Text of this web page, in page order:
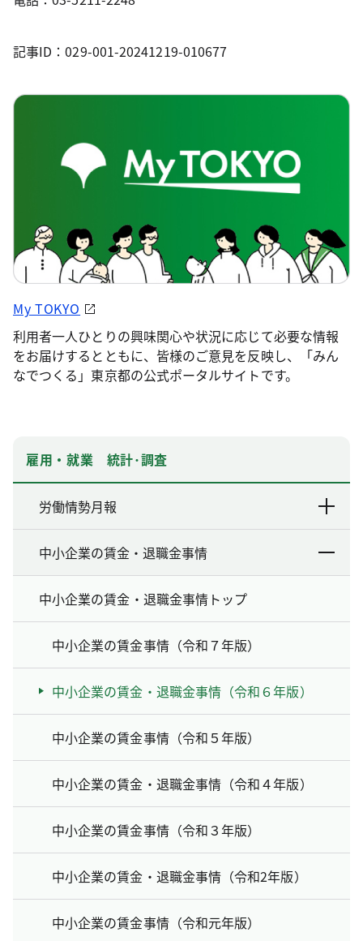
記事ID：029-001-20241219-010677
My TOKYO
利用者一人ひとりの興味関心や状況に応じて必要な情報
をお届けするとともに、皆様のご意見を反映し、「みん
なでつくる」東京都の公式ポータルサイトです。
雇用・就業 統計･調査
労働情勢月報
中小企業の賃金・退職金事情
中小企業の賃金・退職金事情トップ
中小企業の賃金事情（令和７年版）
中小企業の賃金・退職金事情（令和６年版）
中小企業の賃金事情（令和５年版）
中小企業の賃金・退職金事情（令和４年版）
中小企業の賃金事情（令和３年版）
中小企業の賃金・退職金事情（令和2年版）
中小企業の賃金事情（令和元年版）